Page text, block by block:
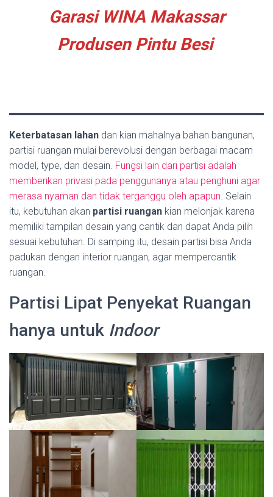
Garasi WINA Makassar
Produsen Pintu Besi
Keterbatasan lahan dan kian mahalnya bahan bangunan,
partisi ruangan mulai berevolusi dengan berbagai macam
model, type, dan desain. Fungsi lain dari partisi adalah
memberikan privasi pada penggunanya atau penghuni agar
merasa nyaman dan tidak terganggu oleh apapun. Selain
itu, kebutuhan akan partisi ruangan kian melonjak karena
memiliki tampilan desain yang cantik dan dapat Anda pilih
sesuai kebutuhan. Di samping itu, desain partisi bisa Anda
padukan dengan interior ruangan, agar mempercantik
ruangan.
Partisi Lipat Penyekat Ruangan
hanya untuk Indoor